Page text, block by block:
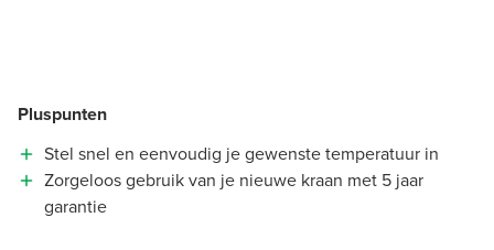
Pluspunten
Stel snel en eenvoudig je gewenste temperatuur in
Zorgeloos gebruik van je nieuwe kraan met 5 jaar
garantie